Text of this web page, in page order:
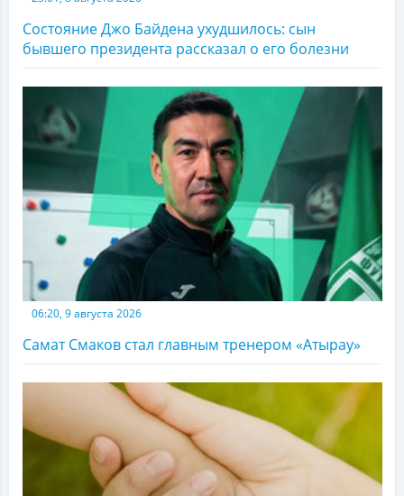
Состояние Джо Байдена ухудшилось: сын
бывшего президента рассказал о его болезни
06:20, 9 августа 2026
Самат Смаков стал главным тренером «Атырау»